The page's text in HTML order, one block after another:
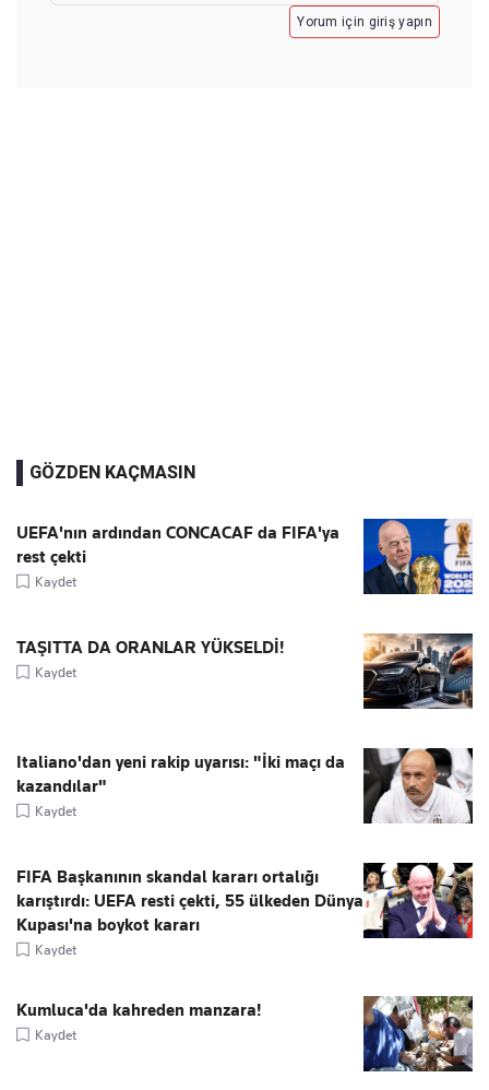
Yorum için giriş yapın
GÖZDEN KAÇMASIN
UEFA'nın ardından CONCACAF da FIFA'ya
rest çekti
Kaydet
TAŞITTA DA ORANLAR YÜKSELDİ!
Kaydet
Italiano'dan yeni rakip uyarısı: "İki maçı da
kazandılar"
Kaydet
FIFA Başkanının skandal kararı ortalığı
karıştırdı: UEFA resti çekti, 55 ülkeden Dünya
Kupası'na boykot kararı
Kaydet
Kumluca'da kahreden manzara!
Kaydet